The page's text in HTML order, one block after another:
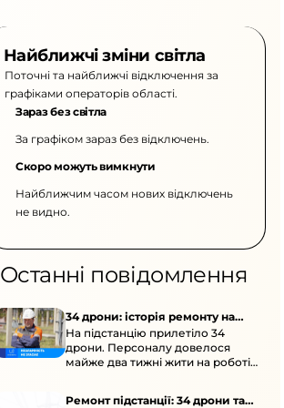
Найближчі зміни світла
Поточні та найближчі відключення за
графіками операторів області.
Зараз без світла
За графіком зараз без відключень.
Скоро можуть вимкнути
Найближчим часом нових відключень
не видно.
Останні повідомлення
34 дрони: історія ремонту на
підстанції
На підстанцію прилетіло 34
дрони. Персоналу довелося
майже два тижні жити на роботі
Ремонт підстанції: 34 дрони та